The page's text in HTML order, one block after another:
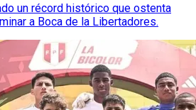
un récord histórico que ostenta
a Boca de la Libertadores.